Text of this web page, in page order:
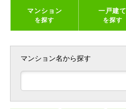
マンション
を探す
一戸建て
を探す
マンション名から探す